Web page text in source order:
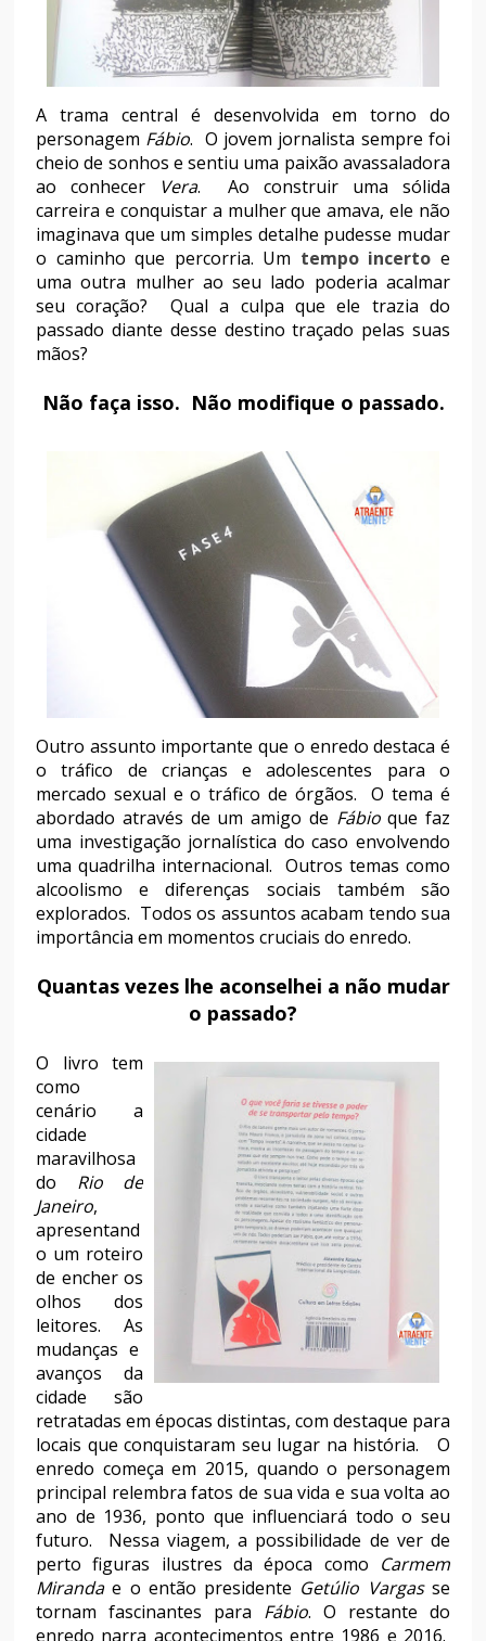
A trama central é desenvolvida em torno do
personagem Fábio. O jovem jornalista sempre foi
cheio de sonhos e sentiu uma paixão avassaladora
ao conhecer
Vera. Ao construir uma sólida
carreira e conquistar a mulher que amava, ele não
imaginava que um simples detalhe pudesse mudar
o caminho que percorria. Um tempo incerto e
uma outra mulher ao seu lado poderia acalmar
seu coração? Qual a culpa que ele trazia do
passado diante desse destino traçado pelas suas
mãos?
Não faça isso. Não modifique o passado.
Outro assunto importante que o enredo destaca é
o tráfico de crianças e adolescentes para o
mercado sexual e o tráfico de órgãos. O tema é
abordado através de um amigo de Fábioque faz
uma investigação jornalística do caso envolvendo
uma quadrilha internacional. Outros temas como
alcoolismo e diferenças sociais também são
explorados. Todos os assuntos acabam tendo sua
importância em momentos cruciais do enredo.
Quantas vezes lhe aconselhei a não mudar
o passado?
O livro tem
como
cenário a
cidade
maravilhosa
do Rio de
Janeiro,
apresentand
o um roteiro
de encher os
olhos dos
leitores. As
mudanças e
avanços da
cidade são
retratadas em épocas distintas, com destaque para
locais que conquistaram seu lugar na história. O
enredo começa em 2015, quando o personagem
principal relembra fatos de sua vida e sua volta ao
ano de 1936, ponto que influenciará todo o seu
futuro. Nessa viagem, a possibilidade de ver de
perto figuras ilustres da época como Carmem
Mirandae o então presidente Getúlio Vargasse
tornam fascinantes para Fábio. O restante do
enredo narra acontecimentos entre 1986 e 2016.